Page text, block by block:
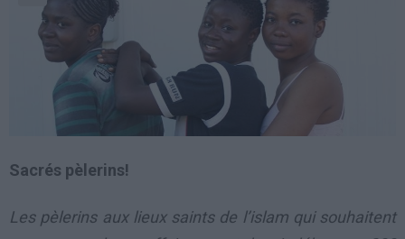
Sacrés pèlerins!
Les pèlerins aux lieux saints de l’islam qui souhaitent